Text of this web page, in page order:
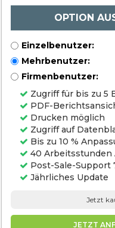
OPTION
Einzelbenutzer:
Mehrbenutzer:
Firmenbenutzer:
Zugriff für bis zu 5
PDF-
Drucken möglich
Zugriff auf
Bis zu 10 %
40
Post-Sale-Support
Jährliches Update
Jetzt
JETZT